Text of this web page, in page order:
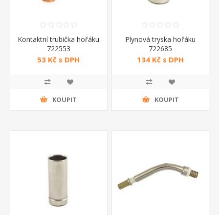
Kontaktní trubička hořáku
722553
53 Kč s DPH
KOUPIT
Plynová tryska hořáku
722685
134 Kč s DPH
KOUPIT